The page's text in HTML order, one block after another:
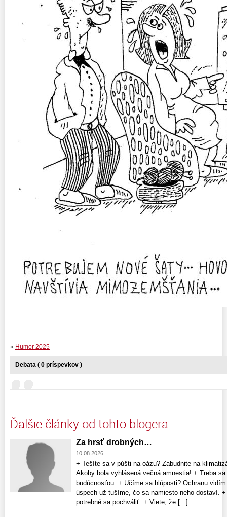
« Humor 2025
Debata ( 0 príspevkov )
Ďalšie články od tohto blogera
Za hrsť drobných…
10.08.2026
+ Tešíte sa v púšti na oázu? Zabudnite na
Akoby bola vyhlásená večná amnestia! + Treba
budúcnosťou. + Učíme sa hlúposti? Ochranu
úspech už tušíme, čo sa namiesto neho dostaví.
potrebné sa pochváliť. + Viete, že [...]